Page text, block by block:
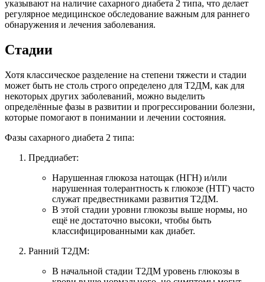
указывают на наличие сахарного диабета 2 типа, что делает
регулярное медицинское обследование важным для раннего
обнаружения и лечения заболевания.
Стадии
Хотя классическое разделение на степени тяжести и стадии
может быть не столь строго определено для Т2ДМ, как для
некоторых других заболеваний, можно выделить
определённые фазы в развитии и прогрессировании болезни,
которые помогают в понимании и лечении состояния.
Фазы сахарного диабета 2 типа:
Преддиабет:
Нарушенная глюкоза натощак (НГН) и/или
нарушенная толерантность к глюкозе (НТГ) часто
служат предвестниками развития Т2ДМ.
В этой стадии уровни глюкозы выше нормы, но
ещё не достаточно высоки, чтобы быть
классифицированными как диабет.
Ранний Т2ДМ:
В начальной стадии Т2ДМ уровень глюкозы в